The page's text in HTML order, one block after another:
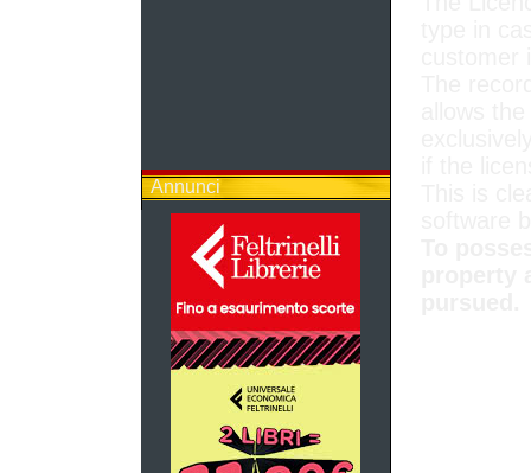
Annunci